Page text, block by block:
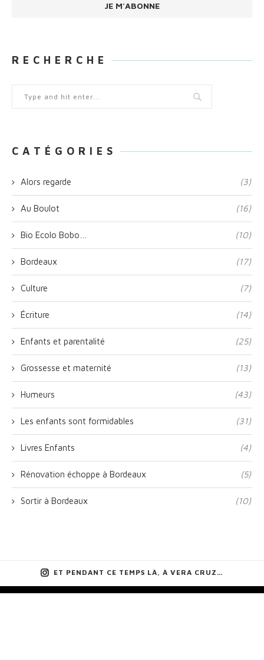
JE M'ABONNE
R E C H E R C H E
C A T É G O R I E S
Alors regarde (3)
Au Boulot (16)
Bio Ecolo Bobo… (10)
Bordeaux (17)
Culture (7)
Écriture (14)
Enfants et parentalité (25)
Grossesse et maternité (13)
Humeurs (43)
Les enfants sont formidables (31)
Livres Enfants (4)
Rénovation échoppe à Bordeaux (5)
Sortir à Bordeaux (10)
ET PENDANT CE TEMPS LÀ, À VERA CRUZ…